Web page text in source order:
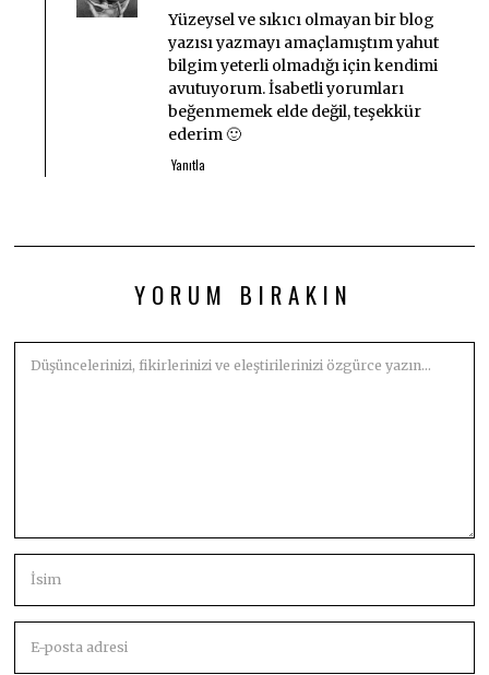
ki:
Yüzeysel ve sıkıcı olmayan bir blog
yazısı yazmayı amaçlamıştım yahut
bilgim yeterli olmadığı için kendimi
avutuyorum. İsabetli yorumları
beğenmemek elde değil, teşekkür
ederim 🙂
Yanıtla
YORUM BIRAKIN